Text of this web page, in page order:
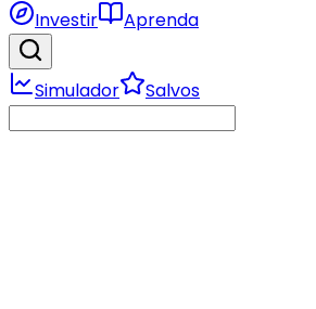
Investir Aprenda
Simulador Salvos